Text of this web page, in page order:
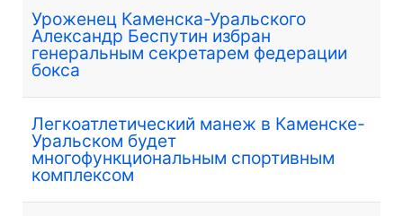
Уроженец Каменска-Уральского
Александр Беспутин избран
генеральным секретарем федерации
бокса
Легкоатлетический манеж в Каменске-
Уральском будет
многофункциональным спортивным
комплексом